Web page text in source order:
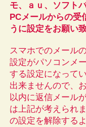
モ、ａｕ、ソフト
PCメールからの受
うに設定をお願い
スマホでのメール
設定がパソコンメ
する設定になって
出来ませんので、
以内に返信メール
は上記が考えられ
の設定を解除する